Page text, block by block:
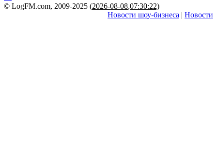
© LogFM.com, 2009-2025 (2026-08-08,07:30:22)
Новости шоу-бизнеса | Новости